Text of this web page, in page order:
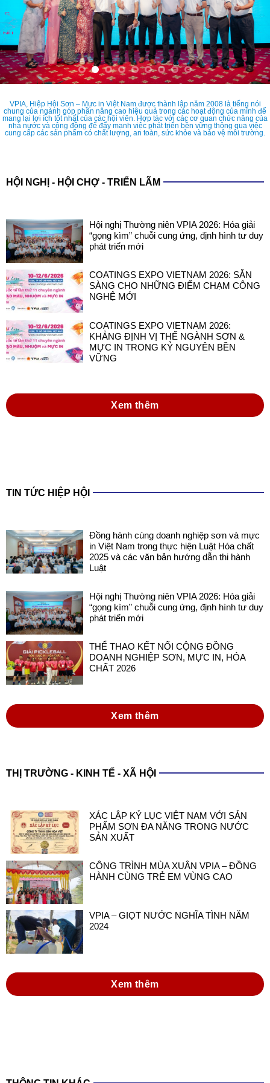
VPIA, Hiệp Hội Sơn – Mực in Việt Nam được thành lập năm 2008 là tiếng nói
chung của ngành góp phần nâng cao hiệu quả trong các hoạt động của mình để
mang lại lợi ích tốt nhất của các hội viên. Hợp tác với các cơ quan chức năng của
nhà nước và cộng đồng để đẩy mạnh việc phát triển bền vững thông qua việc
cung cấp các sản phẩm có chất lượng, an toàn, sức khỏe và bảo vệ môi trường.
HỘI NGHỊ - HỘI CHỢ - TRIỂN LÃM
Hội nghị Thường niên VPIA 2026: Hóa giải
“gọng kìm” chuỗi cung ứng, định hình tư duy
phát triển mới
COATINGS EXPO VIETNAM 2026: SẴN
SÀNG CHO NHỮNG ĐIỂM CHẠM CÔNG
NGHỆ MỚI
COATINGS EXPO VIETNAM 2026:
KHẲNG ĐỊNH VỊ THẾ NGÀNH SƠN &
MỰC IN TRONG KỶ NGUYÊN BỀN
VỮNG
Xem thêm
TIN TỨC HIỆP HỘI
Đồng hành cùng doanh nghiệp sơn và mực
in Việt Nam trong thực hiện Luật Hóa chất
2025 và các văn bản hướng dẫn thi hành
Luật
Hội nghị Thường niên VPIA 2026: Hóa giải
“gọng kìm” chuỗi cung ứng, định hình tư duy
phát triển mới
THỂ THAO KẾT NỐI CỘNG ĐỒNG
DOANH NGHIỆP SƠN, MỰC IN, HÓA
CHẤT 2026
Xem thêm
THỊ TRƯỜNG - KINH TẾ - XÃ HỘI
XÁC LẬP KỶ LỤC VIỆT NAM VỚI SẢN
PHẨM SƠN ĐA NĂNG TRONG NƯỚC
SẢN XUẤT
CÔNG TRÌNH MÙA XUÂN VPIA – ĐỒNG
HÀNH CÙNG TRẺ EM VÙNG CAO
VPIA – GIỌT NƯỚC NGHĨA TÌNH NĂM
2024
Xem thêm